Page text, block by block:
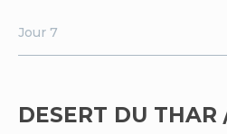
Jour 7
DESERT DU THAR